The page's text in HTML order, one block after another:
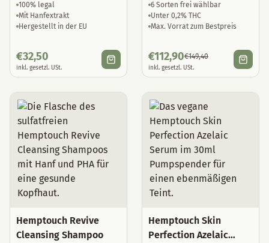
100% legal
Mit Hanfextrakt
Hergestellt in der EU
€32,50
inkl. gesetzl. USt.
6 Sorten frei wählbar
Unter 0,2% THC
Max. Vorrat zum Bestpreis
€112,90€149,40
inkl. gesetzl. USt.
Hemptouch Revive
Cleansing Shampoo
Hemptouch Skin
Perfection Azelaic